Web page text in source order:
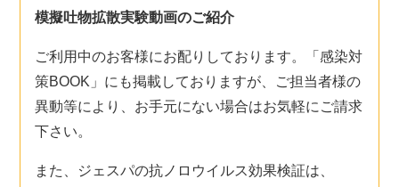
模擬吐物拡散実験動画のご紹介
ご利用中のお客様にお配りしております。「感染対
策BOOK」にも掲載しておりますが、ご担当者様の
異動等により、お手元にない場合はお気軽にご請求
下さい。
また、ジェスパの抗ノロウイルス効果検証は、